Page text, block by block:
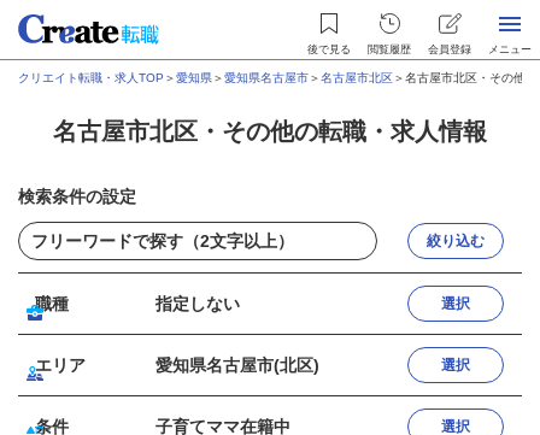
後で見る 閲覧履歴 会員登録 メニュー
クリエイト転職・求人TOP ＞愛知県＞愛知県名古屋市＞名古屋市北区＞名古屋市北区・その他
名古屋市北区・その他の転職・求人情報
検索条件の設定
絞り込む
職種 指定しない 選択
エリア 愛知県名古屋市(北区) 選択
条件 子育てママ在籍中 選択